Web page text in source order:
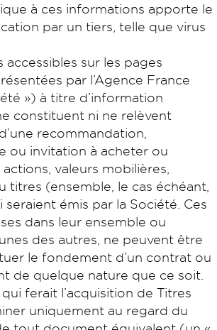
à ces informations apporte le
par un tiers, telle que virus
sur les pages
par l’Agence France
») à titre d’information
constituent ni ne relèvent
recommandation,
ou invitation à acheter ou
valeurs mobilières,
titres (ensemble, le cas échéant,
seraient émis par la Société. Ces
dans leur ensemble ou
des autres, ne peuvent être
le fondement d’un contrat ou
de quelque nature que ce soit.
ferait l’acquisition de Titres
uniquement au regard du